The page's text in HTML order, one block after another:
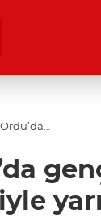
Ordu’da
yarışıyor